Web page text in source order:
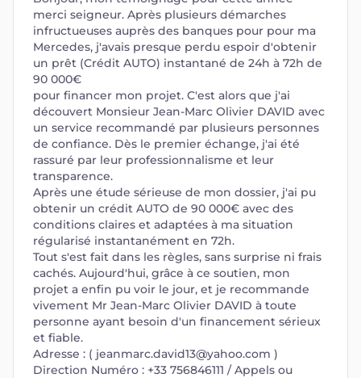
merci seigneur. Après plusieurs démarches
infructueuses auprès des banques pour pour ma
Mercedes, j'avais presque perdu espoir d'obtenir
un prêt (Crédit AUTO) instantané de 24h à 72h de
90 000€
pour financer mon projet. C'est alors que j'ai
découvert Monsieur Jean-Marc Olivier DAVID avec
un service recommandé par plusieurs personnes
de confiance. Dès le premier échange, j'ai été
rassuré par leur professionnalisme et leur
transparence.
Après une étude sérieuse de mon dossier, j'ai pu
obtenir un crédit AUTO de 90 000€ avec des
conditions claires et adaptées à ma situation
régularisé instantanément en 72h.
Tout s'est fait dans les règles, sans surprise ni frais
cachés. Aujourd'hui, grâce à ce soutien, mon
projet a enfin pu voir le jour, et je recommande
vivement Mr Jean-Marc Olivier DAVID à toute
personne ayant besoin d'un financement sérieux
et fiable.
Adresse : ( jeanmarc.david13@yahoo.com )
Direction Numéro : +33 756846111 / Appels ou